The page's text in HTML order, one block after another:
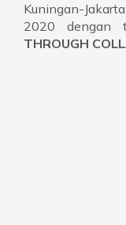
Kuningan-
2020 dengan
THROUGH